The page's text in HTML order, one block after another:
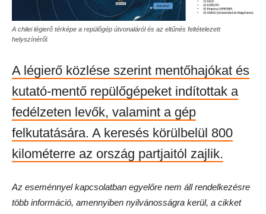
A chilei légierő térképe a repülőgép útvonaláról és az eltűnés feltételezett
helyszínéről.
A légierő közlése szerint mentőhajókat és
kutató-mentő repülőgépeket indítottak a
fedélzeten levők, valamint a gép
felkutatására. A keresés körülbelül 800
kilométerre az ország partjaitól zajlik.
Az eseménnyel kapcsolatban egyelőre nem áll rendelkezésre
több információ, amennyiben nyilvánosságra kerül, a cikket